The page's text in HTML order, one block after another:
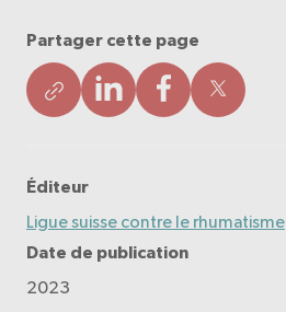
Partager cette page
Éditeur
Ligue suisse contre le rhumatisme
Date de publication
2023